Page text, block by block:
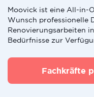
Moovick ist eine All-in-
Wunsch professionelle
Renovierungsarbeiten
Bedürfnisse zur
Fachkräfte